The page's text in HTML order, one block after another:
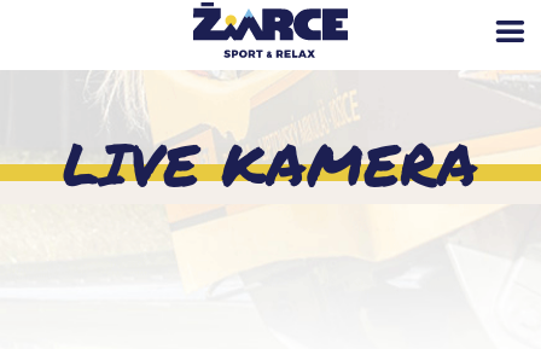
LIVE KAMERA